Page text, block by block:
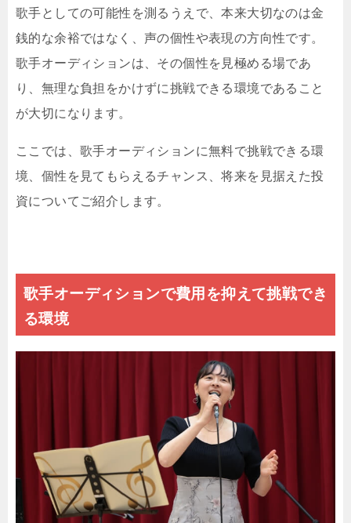
歌手としての可能性を測るうえで、本来大切なのは金
銭的な余裕ではなく、声の個性や表現の方向性です。
歌手オーディションは、その個性を見極める場であ
り、無理な負担をかけずに挑戦できる環境であること
が大切になります。
ここでは、歌手オーディションに無料で挑戦できる環
境、個性を見てもらえるチャンス、将来を見据えた投
資についてご紹介します。
歌手オーディションで費用を抑えて挑戦でき
る環境